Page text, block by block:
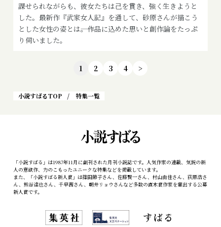
課せられながらも、彼女たちは己を貫き、強く生きようと
した。最新作『武家女人記』を通して、砂原さんが描こう
とした女性の姿とは――。作品に込めた思いと創作論をたっぷ
り伺いました。
1 2 3 4 >
小説すばるTOP 特集一覧
「小説すばる」は1987年11月に創刊された月刊小説誌です。人気作家の連載、気鋭の新
人の意欲作、力のこもったユニークな特集などを掲載しています。
また、「小説すばる新人賞」は篠田節子さん、佐藤賢一さん、村山由佳さん、荻原浩さ
ん、熊谷達也さん、千早茜さん、朝井リョウさんなど多数の直木賞作家を輩出する公募
新人賞です。